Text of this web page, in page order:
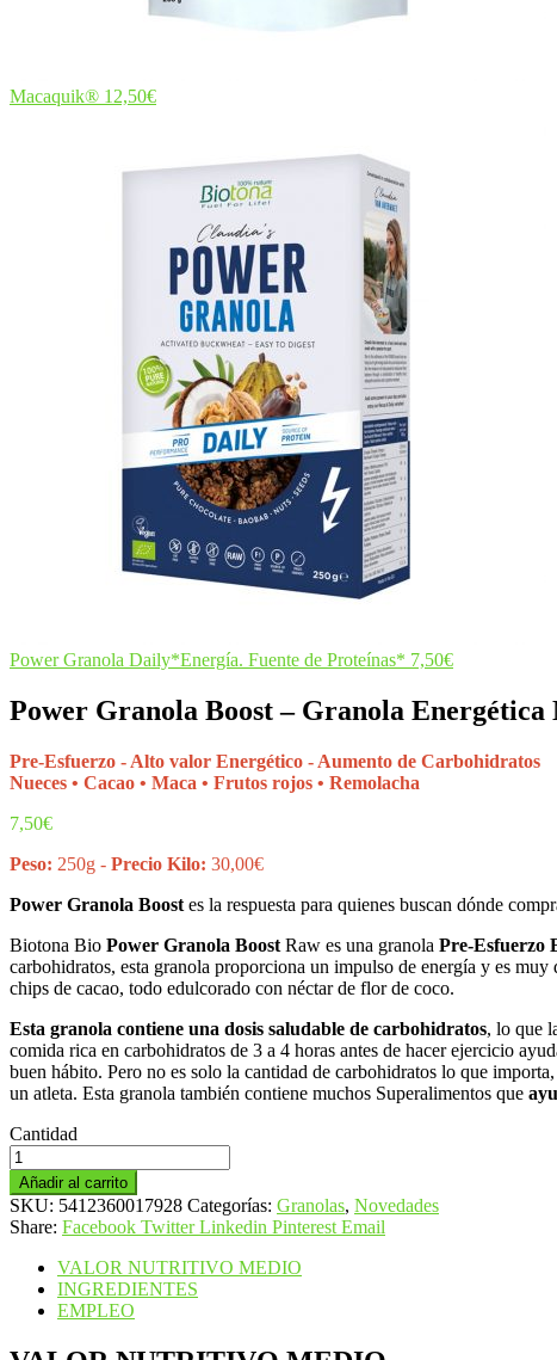
Macaquik® 12,50€
Power Granola Daily*Energía. Fuente de Proteínas* 7,50€
Power Granola Boost – Granola Energética
Pre-Esfuerzo - Alto valor Energético - Aumento de Carbohidratos
Nueces • Cacao • Maca • Frutos rojos • Remolacha
7,50€
Peso: 250g - Precio Kilo: 30,00€
Power Granola Boost es la respuesta para quienes buscan dónde
Biotona Bio Power Granola Boost Raw es una granola Pre-Esfuerzo
carbohidratos, esta granola proporciona un impulso de energía y es
chips de cacao, todo edulcorado con néctar de flor de coco.
Esta granola contiene una dosis saludable de carbohidratos, lo que
comida rica en carbohidratos de 3 a 4 horas antes de hacer ejercicio
buen hábito. Pero no es solo la cantidad de carbohidratos lo que
un atleta. Esta granola también contiene muchos Superalimentos que
Cantidad
Power
Granola
Boost
-
Granola
Energética
Natural
cantidad
Añadir al carrito
SKU: 5412360017928 Categorías: Granolas, Novedades
Share: Facebook Twitter Linkedin Pinterest Email
VALOR NUTRITIVO MEDIO
INGREDIENTES
EMPLEO